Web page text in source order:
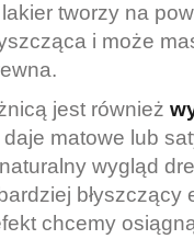
tworzy na
i może
jest również
matowe lub
wygląd
chcemy